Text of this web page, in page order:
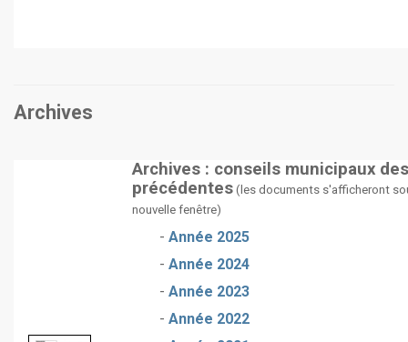
Archives
Archives : conseils municipaux
précédentes (les documents s'afficheront
nouvelle fenêtre)
- Année 2025
- Année 2024
- Année 2023
- Année 2022